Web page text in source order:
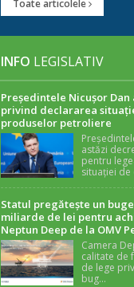
Toate articolele
INFO LEGISLATIV
Președintele Nicuşor
privind declararea
produselor petroliere
astăzi
pentru
situației de
Statul pregătește un
miliarde de lei pentru
Neptun Deep de la OMV
Camera
calitate de
de lege
bug...